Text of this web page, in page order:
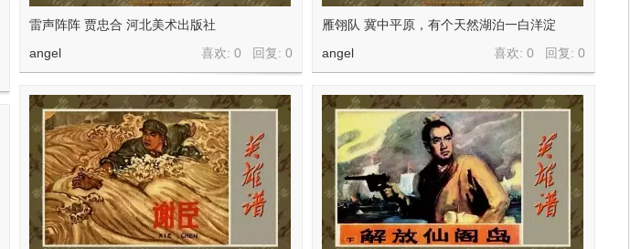
雷声阵阵 贾忠合 河北美术出版社
喜欢: 0 回复:0
angel
雁翎队 冀中平原，有个天然湖泊一白洋淀
喜欢: 0 回复:0
angel